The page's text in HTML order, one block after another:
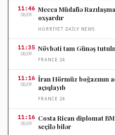
11:46
08/09
Mecca Müdafiə
oxşardır
HÜRRIYET DAILY NEWS
11:35
08/09
Növbəti tam Günəş
FRANCE 24
11:16
08/09
İran Hörmüz boğazının
açıqlayıb
FRANCE 24
11:16
08/09
Costa Rican diplomat
seçilə bilər